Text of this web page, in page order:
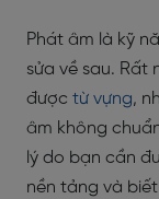
Phát âm là kỹ
sửa về sau. Rất
được từ vựng,
âm không
lý do bạn cần
nền tảng và